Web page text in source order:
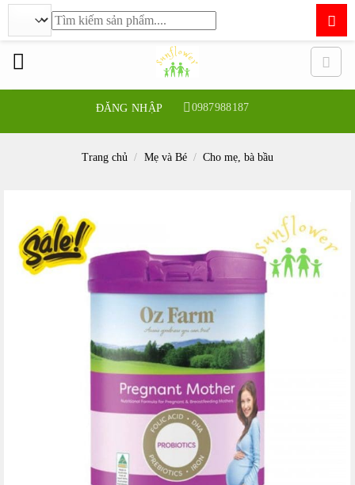
ĐĂNG NHẬP 0987988187
Tìm
kiếm:
Trang chủ / Mẹ và Bé / Cho mẹ, bà bầu